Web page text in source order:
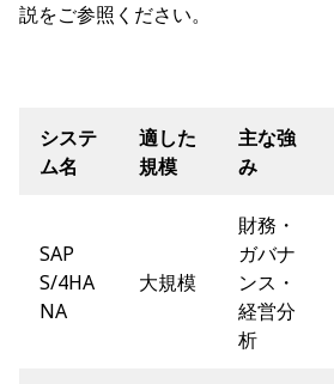
説をご参照ください。
システ
ム名
適した
規模
主な強
み
SAP
S/4HA
NA
大規模
財務・
ガバナ
ンス・
経営分
析